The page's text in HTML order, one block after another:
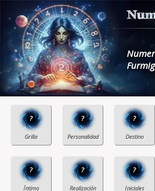
? ? ?
? ? ?